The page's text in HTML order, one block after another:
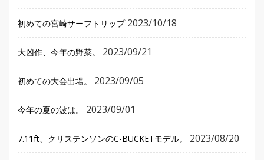
初めての宮崎サーフトリップ 2023/10/18
大凶作、今年の野菜。 2023/09/21
初めての大会出場。 2023/09/05
今年の夏の波は。 2023/09/01
7.11ft、クリステンソンのC-BUCKETモデル。 2023/08/20